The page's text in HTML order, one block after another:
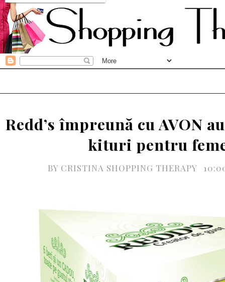
Redd’s împreună cu AVON
kituri pentru
BY CRISTINA SHOPPING THERAPY